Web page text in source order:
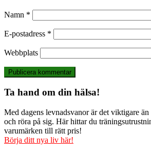
Namn *
E-postadress *
Webbplats
Ta hand om din hälsa!
Med dagens levnadsvanor är det viktigare
och röra på sig. Här hittar du
varumärken till rätt pris!
Börja ditt nya liv här!